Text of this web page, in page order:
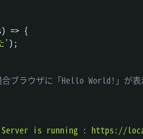
) => {
' ) ;
ブラウザに「Hello World!」が表
is running : https://